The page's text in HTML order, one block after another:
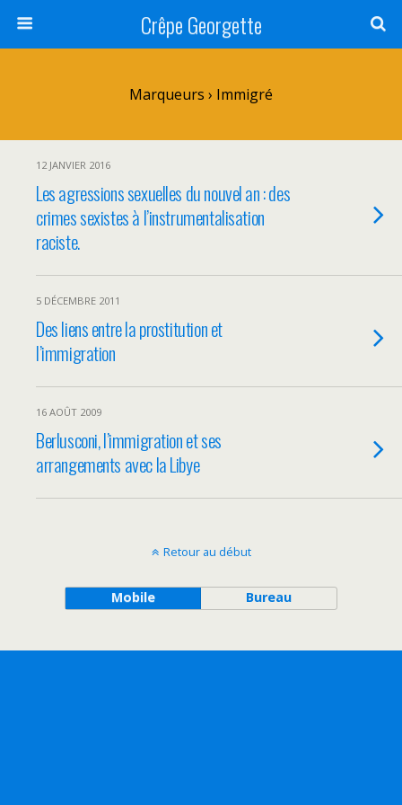
Crêpe Georgette
Marqueurs › Immigré
12 JANVIER 2016
Les agressions sexuelles du nouvel an : des
crimes sexistes à l’instrumentalisation
raciste.
5 DÉCEMBRE 2011
Des liens entre la prostitution et
l’immigration
16 AOÛT 2009
Berlusconi, l’immigration et ses
arrangements avec la Libye
Retour au début
Mobile Bureau